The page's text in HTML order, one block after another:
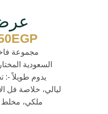
EGP
مجموعة
السعودية
ليالي، خلاصة فل
ملكي، مخلط